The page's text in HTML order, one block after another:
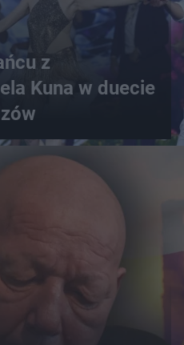
z
Kuna w duecie